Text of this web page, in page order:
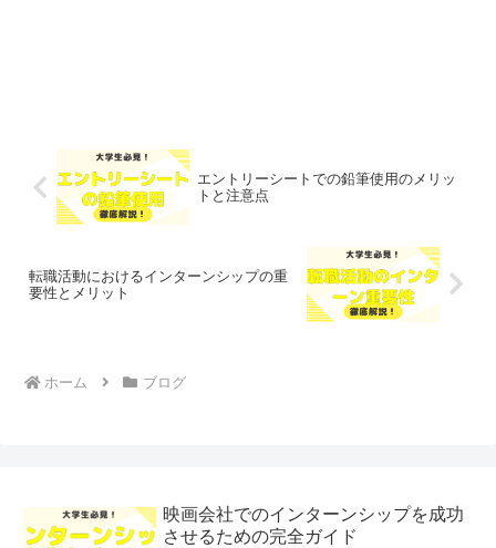
エントリーシートでの鉛筆使用のメリッ
トと注意点
転職活動におけるインターンシップの重
要性とメリット
ホーム ブログ
映画会社でのインターンシップを成功
させるための完全ガイド